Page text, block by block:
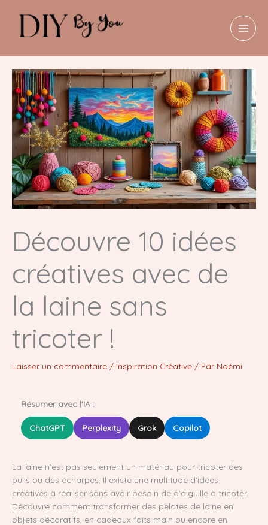
Découvre 10 idées
créatives avec de
la laine sans
tricoter !
Laisser un commentaire / Inspiration Créative / Par Noémi
Résumer avec l'IA :
ChatGPT Perplexity Grok Copilot
La laine n’est pas seulement un matériau pour tricoter des
pulls ou des écharpes. Il existe une multitude d’idées
créatives à réaliser sans avoir besoin de d’aiguille à tricoter.
Découvre comment transformer des pelotes de laine en
objets décoratifs, en cadeaux faits main ou encore en